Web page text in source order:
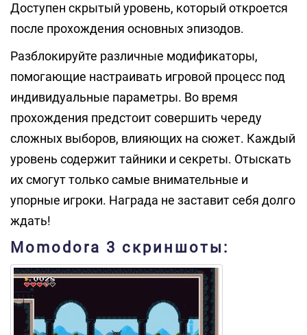
Доступен скрытый уровень, который откроется
после прохождения основных эпизодов.
Разблокируйте различные модификаторы,
помогающие настраивать игровой процесс под
индивидуальные параметры. Во время
прохождения предстоит совершить череду
сложных выборов, влияющих на сюжет. Каждый
уровень содержит тайники и секреты. Отыскать
их смогут только самые внимательные и
упорные игроки. Награда не заставит себя долго
ждать!
Momodora 3 скриншоты: